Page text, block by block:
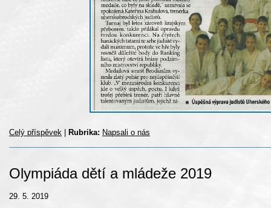
Celý příspěvek Rubrika: Napsali o nás
Olympiáda dětí a mládeže 2019
29. 5. 2019